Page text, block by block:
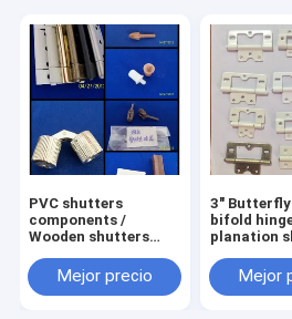
PVC shutters
components /
Wooden shutters
Mejor precio
3" Butterfly
bifold
planation
hardwares
Mejor